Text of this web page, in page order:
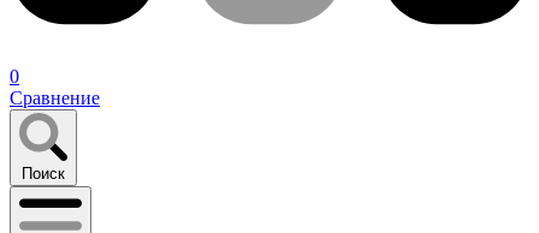
0
Сравнение
Поиск